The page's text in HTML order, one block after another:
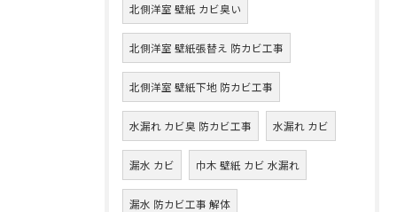
北側洋室 壁紙 カビ臭い
北側洋室 壁紙張替え 防カビ工事
北側洋室 壁紙下地 防カビ工事
水漏れ カビ臭 防カビ工事 水漏れ カビ
漏水 カビ 巾木 壁紙 カビ 水漏れ
漏水 防カビ工事 解体